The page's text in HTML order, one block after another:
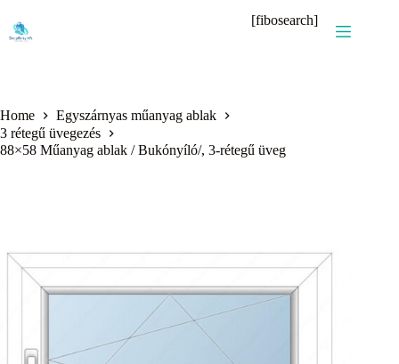
content
[fibosearch]
Home
Egyszárnyas műanyag ablak
3 rétegű üvegezés
88×58 Műanyag ablak / Bukónyíló/, 3-rétegű üveg